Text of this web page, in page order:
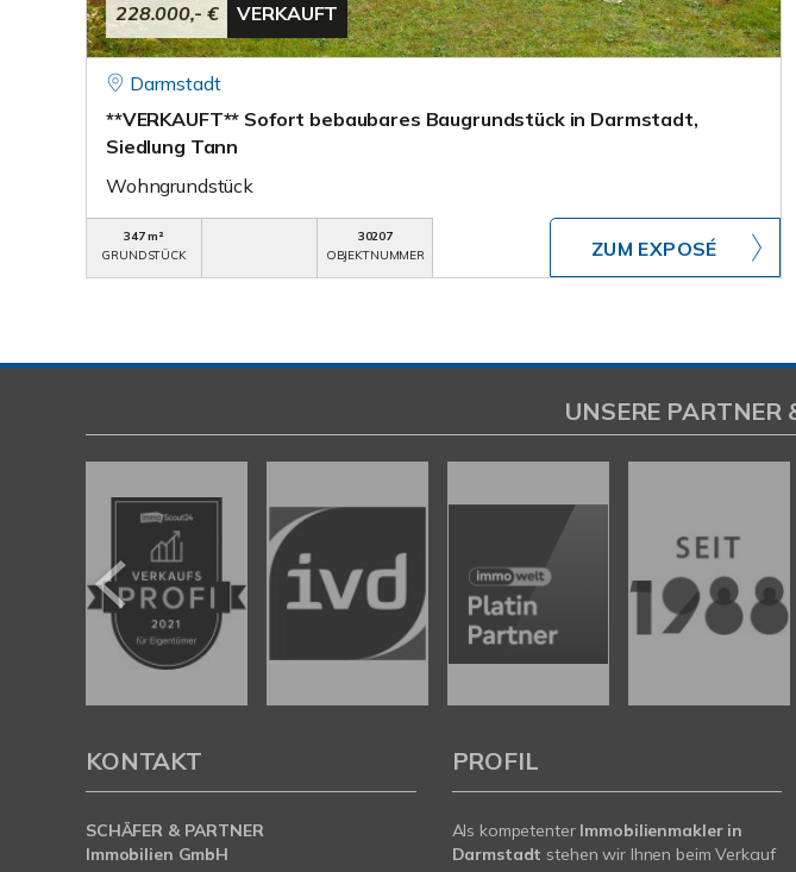
228.000,- € VERKAUFT
Darmstadt
**VERKAUFT** Sofort bebaubares Baugrundstück in Darmstadt,
Siedlung Tann
Wohngrundstück
347 m²
GRUNDSTÜCK
30207
OBJEKTNUMMER
ZUM EXPOSÉ
UNSERE PARTNER
KONTAKT
SCHÄFER & PARTNER
Immobilien GmbH
PROFIL
Als kompetenter Immobilienmakler in
Darmstadt stehen wir Ihnen beim Verkauf